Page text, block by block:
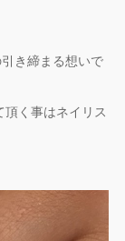
き締まる想いで
頂く事はネイリス